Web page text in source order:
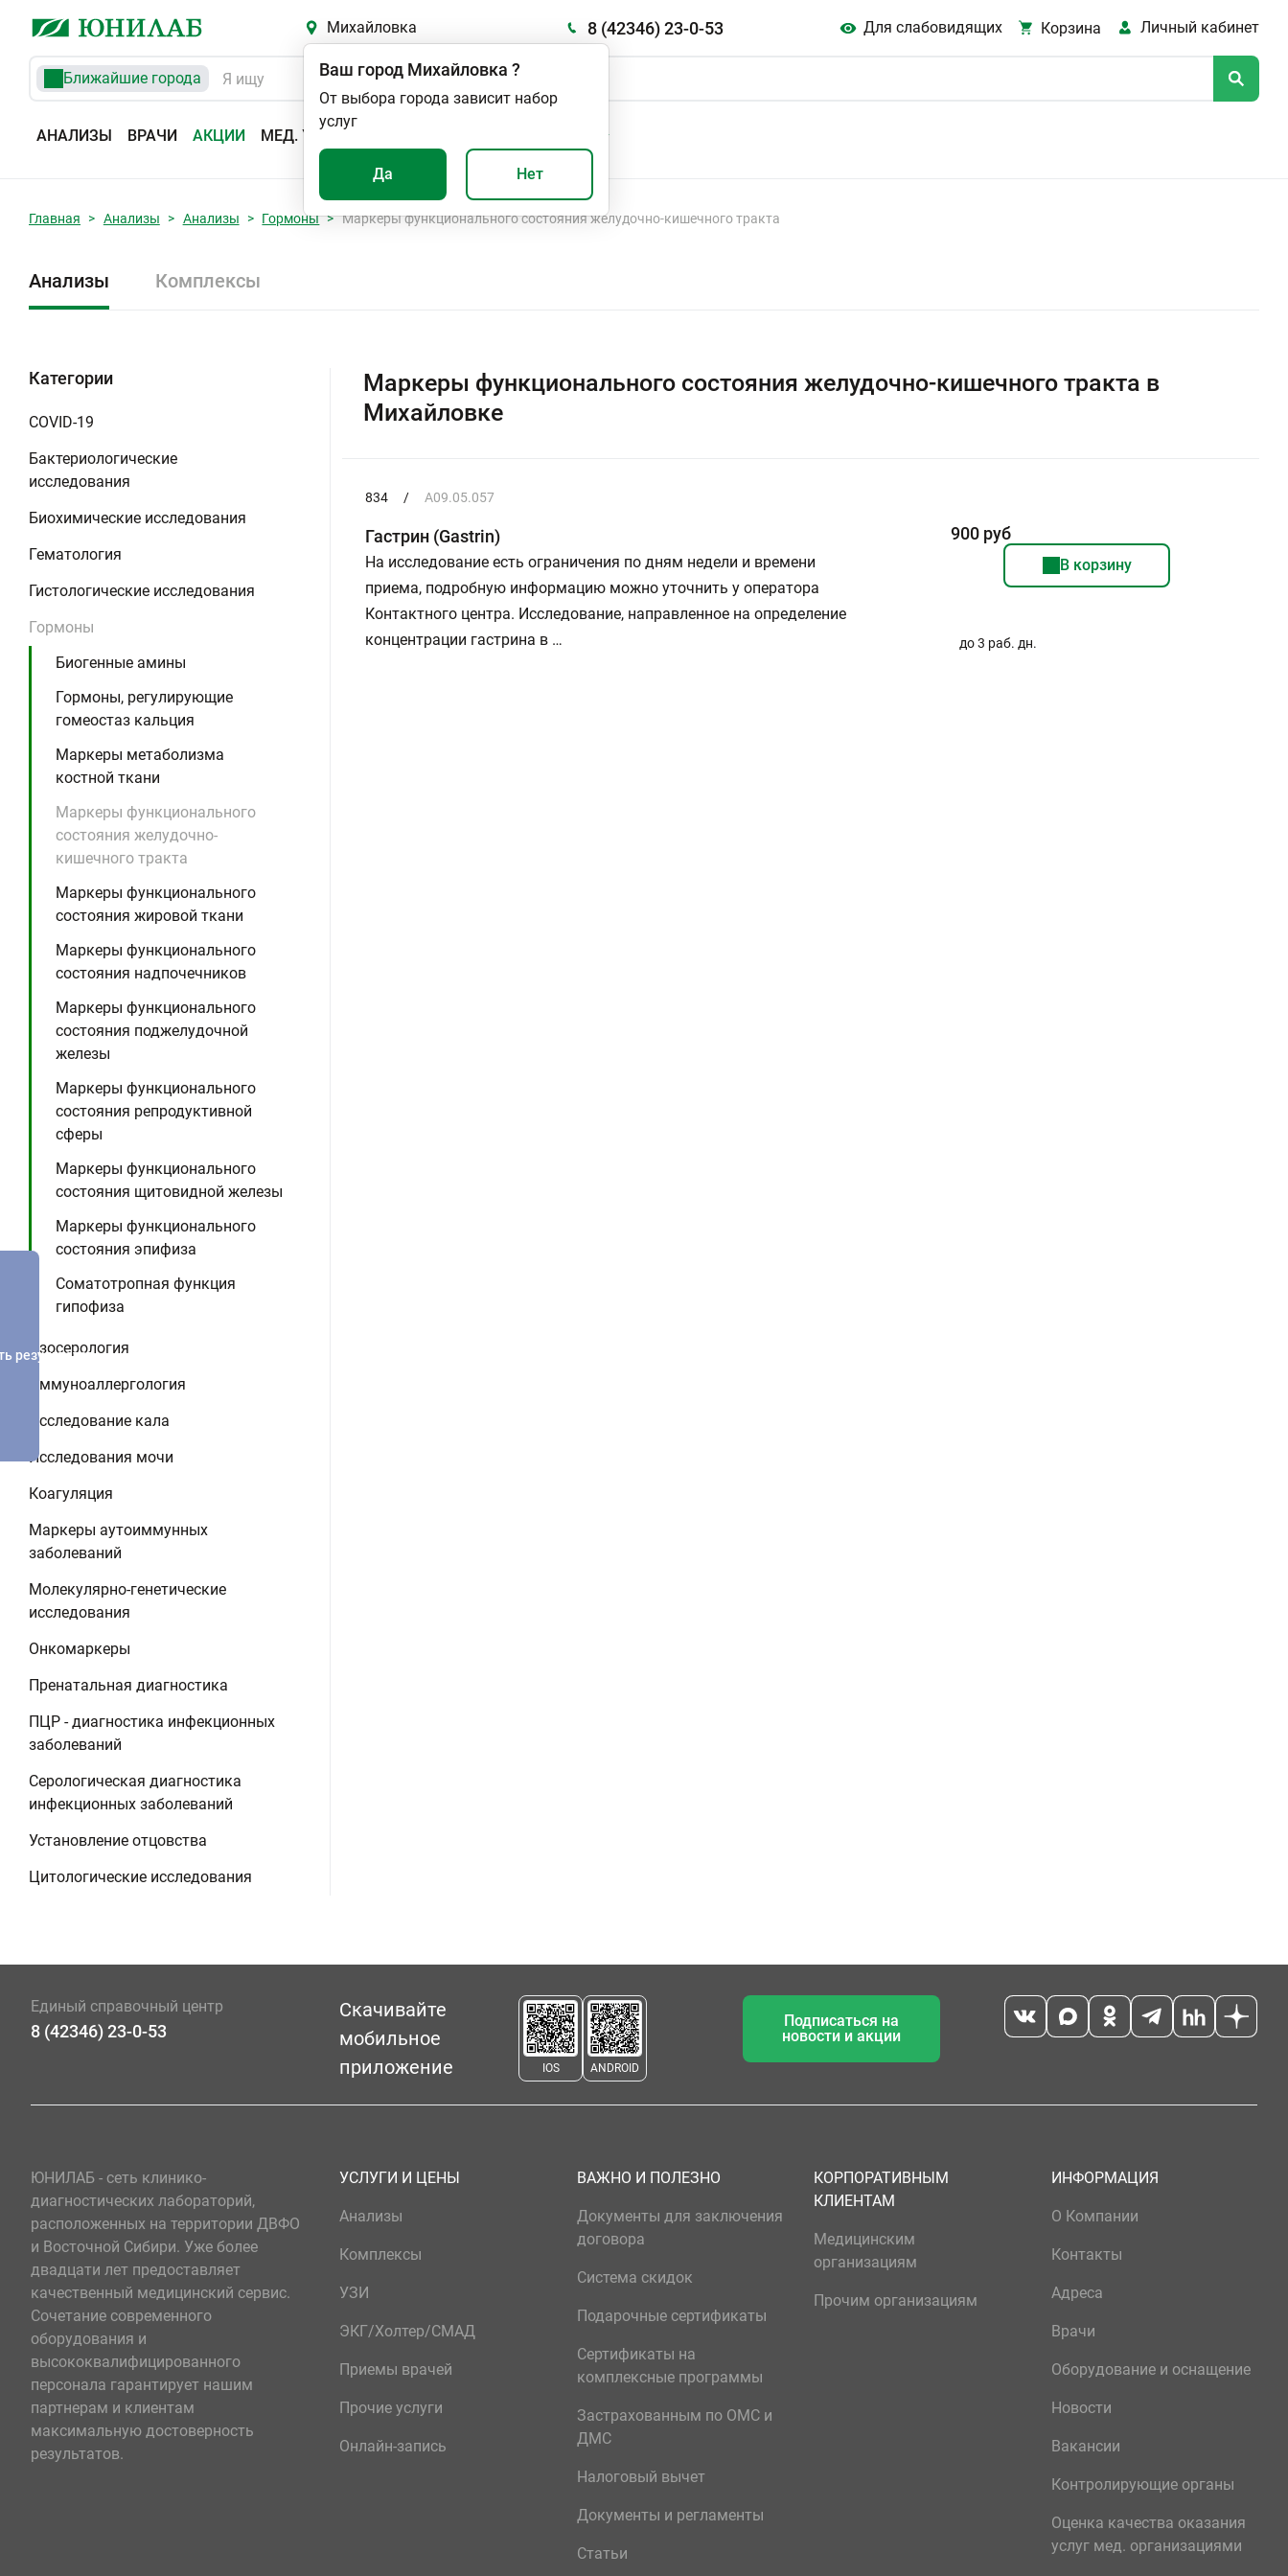
Михайловка 8 (42346) 23-0-53 Для слабовидящих Корзина Личный кабинет
Ближайшие города
АНАЛИЗЫ ВРАЧИ АКЦИИ МЕД. УСЛУГИ
Ваш город Михайловка ?
От выбора города зависит набор
услуг
Да Нет
Главная Анализы Анализы Гормоны Маркеры функционального состояния желудочно-кишечного тракта
Анализы Комплексы
Категории
COVID-19
Бактериологические
исследования
Биохимические исследования
Гематология
Гистологические исследования
Гормоны
Биогенные амины
Гормоны, регулирующие
гомеостаз кальция
Маркеры метаболизма
костной ткани
Маркеры функционального
состояния желудочно-
кишечного тракта
Маркеры функционального
состояния жировой ткани
Маркеры функционального
состояния надпочечников
Маркеры функционального
состояния поджелудочной
железы
Маркеры функционального
состояния репродуктивной
сферы
Маркеры функционального
состояния щитовидной железы
Маркеры функционального
состояния эпифиза
Соматотропная функция
гипофиза
Изосерология
Иммуноаллергология
Исследование кала
Исследования мочи
Коагуляция
Маркеры аутоиммунных
заболеваний
Молекулярно-генетические
исследования
Онкомаркеры
Пренатальная диагностика
ПЦР - диагностика инфекционных
заболеваний
Серологическая диагностика
инфекционных заболеваний
Установление отцовства
Цитологические исследования
Маркеры функционального состояния желудочно-кишечного тракта в
Михайловке
834 / A09.05.057
Гастрин (Gastrin)
На исследование есть ограничения по дням недели и времени
приема, подробную информацию можно уточнить у оператора
Контактного центра. Исследование, направленное на определение
концентрации гастрина в …
900 руб
В корзину
до 3 раб. дн.
результатов
Единый справочный центр
8 (42346) 23-0-53
Скачивайте
мобильное
приложение
IOS ANDROID
Подписаться на
новости и акции
ЮНИЛАБ - сеть клинико-
диагностических лабораторий,
расположенных на территории ДВФО
и Восточной Сибири. Уже более
двадцати лет предоставляет
качественный медицинский сервис.
Сочетание современного
оборудования и
высококвалифицированного
персонала гарантирует нашим
партнерам и клиентам
максимальную достоверность
результатов.
УСЛУГИ И ЦЕНЫ
Анализы
Комплексы
УЗИ
ЭКГ/Холтер/СМАД
Приемы врачей
Прочие услуги
Онлайн-запись
ВАЖНО И ПОЛЕЗНО
Документы для заключения
договора
Система скидок
Подарочные сертификаты
Сертификаты на
комплексные программы
Застрахованным по ОМС и
ДМС
Налоговый вычет
Документы и регламенты
Статьи
КОРПОРАТИВНЫМ
КЛИЕНТАМ
Медицинским
организациям
Прочим организациям
ИНФОРМАЦИЯ
О Компании
Контакты
Адреса
Врачи
Оборудование и оснащение
Новости
Вакансии
Контролирующие органы
Оценка качества оказания
услуг мед. организациями